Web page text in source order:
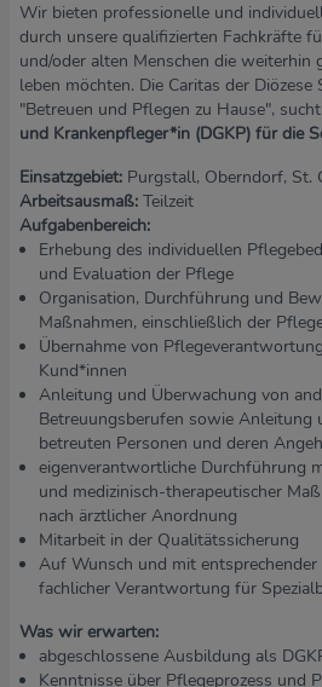
Wir bieten professionelle und
durch unsere qualifizierten Fachkräfte
und/oder alten Menschen die weiterhin
leben möchten. Die Caritas der
"Betreuen und Pflegen zu Hause",
und Krankenpfleger*in (DGKP) für die
Einsatzgebiet: Purgstall, Oberndorf, St.
Arbeitsausmaß: Teilzeit
Aufgabenbereich:
Erhebung des individuellen
und Evaluation der Pflege
Organisation, Durchführung und
Maßnahmen, einschließlich der
Übernahme von
Kund*innen
Anleitung und Überwachung von
Betreuungsberufen sowie Anleitung
betreuten Personen und deren
eigenverantwortliche Durchführung
und medizinisch-therapeutischer
nach ärztlicher Anordnung
Mitarbeit in der Qualitätssicherung
Auf Wunsch und mit
fachlicher Verantwortung für
Was wir erwarten:
abgeschlossene Ausbildung als
Kenntnisse über Pflegeprozess und